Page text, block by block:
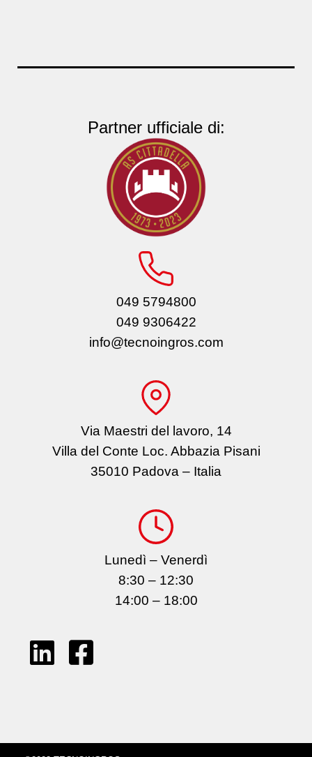
Partner ufficiale di:
049 5794800
049 9306422
info@tecnoingros.com
Via Maestri del lavoro, 14
Villa del Conte Loc. Abbazia Pisani
35010 Padova – Italia
Lunedì – Venerdì
8:30 – 12:30
14:00 – 18:00